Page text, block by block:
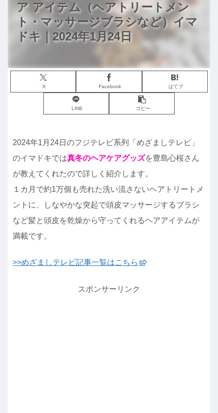
ア アイテム（ヘアトリートメン
ト・マッサージブラシなど）イマ
ドキ｜2024年1月24日
X Facebook はてブ
LINE コピー
2024年1月24日のフジテレビ系列「めざましテレビ」
のイマドキでは真冬のヘアケアグッズを豊島心桜さん
が教えてくれたので詳しく紹介します。
１カ月で約1万個も売れた洗い流さないヘアトリートメ
ントに、しなやかな突起で頭皮マッサージするブラシ
など髪と頭皮を乾燥から守ってくれるヘアアイテムが
満載です。
>>めざましテレビ記事一覧はこちら
スポンサーリンク